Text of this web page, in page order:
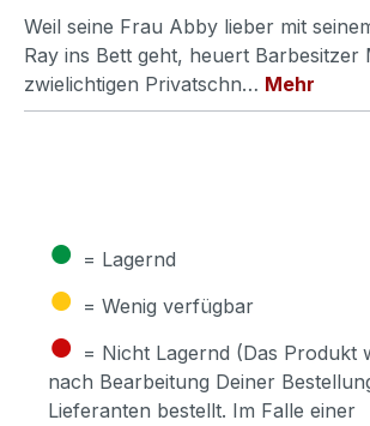
Weil seine Frau Abby lieber mit
Ray ins Bett geht, heuert Barbesitzer
zwielichtigen Privatschn… Mehr
● = Lagernd
● = Wenig verfügbar
● = Nicht Lagernd (Das Produkt
nach Bearbeitung Deiner
Lieferanten bestellt. Im Falle einer